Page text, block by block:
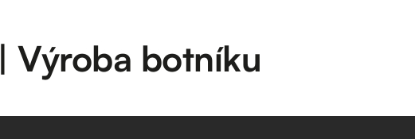
Výroba botníku